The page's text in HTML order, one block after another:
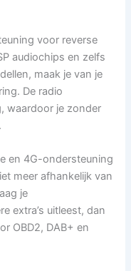
voor reverse
audiochips en zelfs
maak je van je
De radio
waardoor je zonder
en 4G-ondersteuning
meer afhankelijk van
je
extra’s uitleest, dan
OBD2, DAB+ en